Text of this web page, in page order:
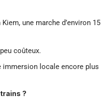
une marche d’environ 15
coûteux.
immersion locale encore plus
?